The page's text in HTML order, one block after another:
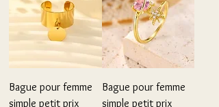
Bague pour femme
simple petit prix
Bague pour femme
simple petit prix